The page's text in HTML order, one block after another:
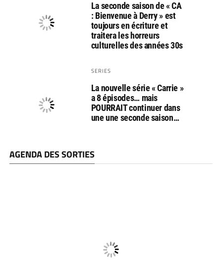
La seconde saison de « CA
: Bienvenue à Derry » est
toujours en écriture et
traitera les horreurs
culturelles des années 30s
SERIES
La nouvelle série « Carrie »
a 8 épisodes… mais
POURRAIT continuer dans
une une seconde saison…
AGENDA DES SORTIES